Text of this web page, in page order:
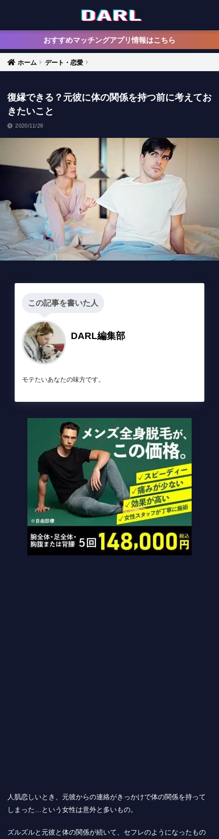
おすすめマッチングアプリ情報はこちら
ホーム デート・恋愛
復縁できる？元彼に体の関係を持つ前に考えてお
きたいこと
2020/11/28
この記事を書いた人
DARL編集部
モテたいあなたの味方です。
人肌恋しいとき、元彼からの連絡がきっかけで体の関係を持って
しまった…という女性は意外と多いもの。
ズルズルと元彼と体の関係が続いて、セフレのようになったもの